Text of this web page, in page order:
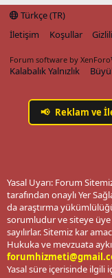
Türkçe (TR)
İletişim
Koşullar
Forum software by
Kalabalık Yalnızlık
📢 Reklam ve
Yasal Uyarı: Forum
tarafından onaylı Yer
da araştırma
sorumludur ve siteye
sayılırlar. Sitemiz kar
Hukuka ve mevzuata
Yasal süre içerisinde ilgili